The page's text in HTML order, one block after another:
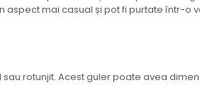
mai casual și pot fi purtate într-o
rotunjit. Acest guler poate avea